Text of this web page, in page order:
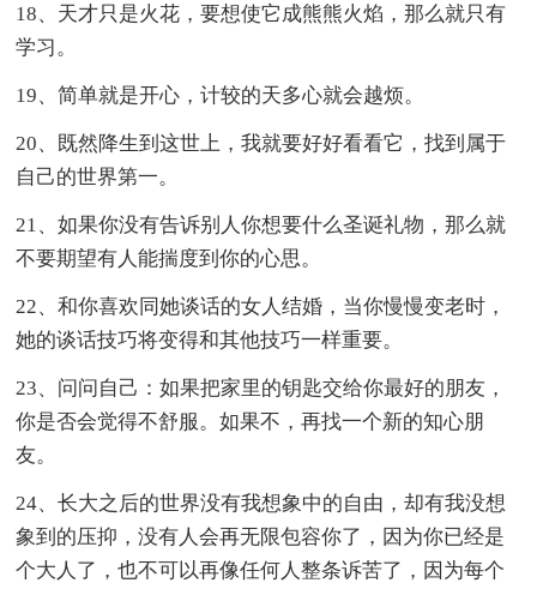
18、天才只是火花，要想使它成熊熊火焰，那么就只有
学习。
19、简单就是开心，计较的天多心就会越烦。
20、既然降生到这世上，我就要好好看看它，找到属于
自己的世界第一。
21、如果你没有告诉别人你想要什么圣诞礼物，那么就
不要期望有人能揣度到你的心思。
22、和你喜欢同她谈话的女人结婚，当你慢慢变老时，
她的谈话技巧将变得和其他技巧一样重要。
23、问问自己：如果把家里的钥匙交给你最好的朋友，
你是否会觉得不舒服。如果不，再找一个新的知心朋
友。
24、长大之后的世界没有我想象中的自由，却有我没想
象到的压抑，没有人会再无限包容你了，因为你已经是
个大人了，也不可以再像任何人整条诉苦了，因为每个